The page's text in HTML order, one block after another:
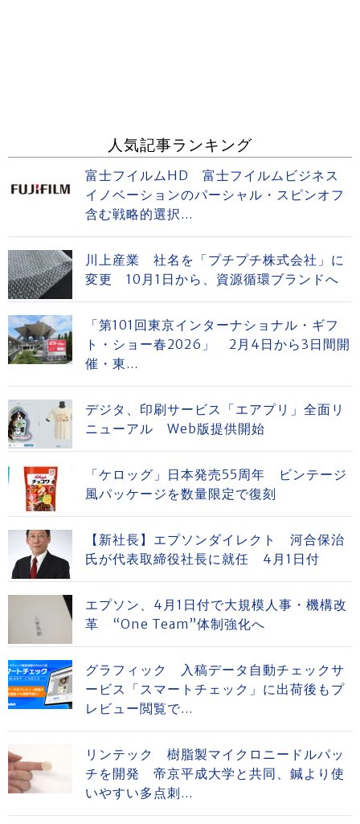
人気記事ランキング
富士フイルムHD 富士フイルムビジネス
イノベーションのパーシャル・スピンオフ
含む戦略的選択...
川上産業 社名を「プチプチ株式会社」に
変更 10月1日から、資源循環ブランドへ
「第101回東京インターナショナル・ギフ
ト・ショー春2026」 2月4日から3日間開
催・東...
デジタ、印刷サービス「エアプリ」全面リ
ニューアル Web版提供開始
「ケロッグ」日本発売55周年 ビンテージ
風パッケージを数量限定で復刻
【新社長】エプソンダイレクト 河合保治
氏が代表取締役社長に就任 4月1日付
エプソン、4月1日付で大規模人事・機構改
革 “One Team”体制強化へ
グラフィック 入稿データ自動チェックサ
ービス「スマートチェック」に出荷後もプ
レビュー閲覧で...
リンテック 樹脂製マイクロニードルパッ
チを開発 帝京平成大学と共同、鍼より使
いやすい多点刺...